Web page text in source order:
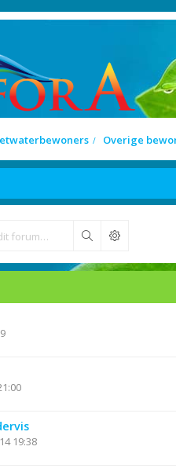
Overige
Zoek
19:38